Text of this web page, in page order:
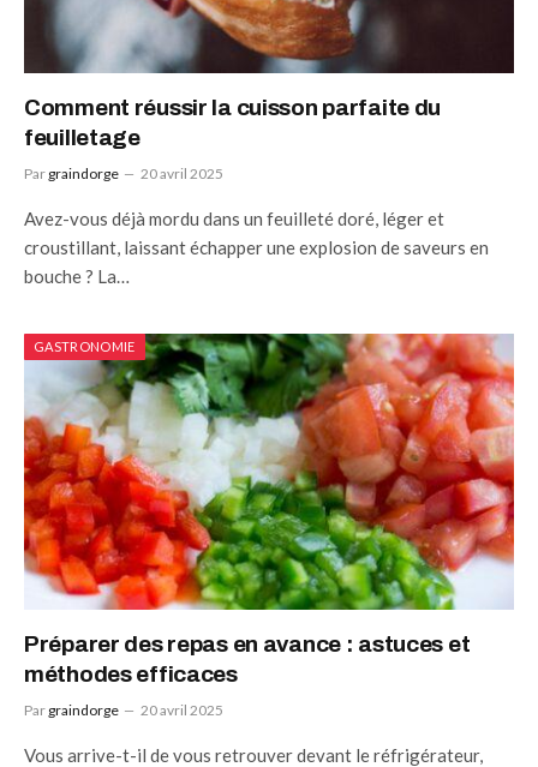
Comment réussir la cuisson parfaite du
feuilletage
Par graindorge 20 avril 2025
Avez-vous déjà mordu dans un feuilleté doré, léger et
croustillant, laissant échapper une explosion de saveurs en
bouche ? La…
GASTRONOMIE
Préparer des repas en avance : astuces et
méthodes efficaces
Par graindorge 20 avril 2025
Vous arrive-t-il de vous retrouver devant le réfrigérateur,